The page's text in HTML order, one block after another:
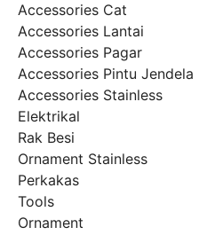
Accessories Cat
Accessories Lantai
Accessories Pagar
Accessories Pintu Jendela
Accessories Stainless
Elektrikal
Rak Besi
Ornament Stainless
Perkakas
Tools
Ornament